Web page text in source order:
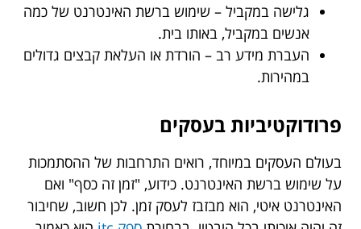
גלישה במקביל – שימוש ברשת האינטרנט של כמה
אנשים במקביל, באותו בית.
העברת מידע רב – הורדת או העלאת קבצים גדולים
במהירות.
פרודוקטיביות בעסקים
בעולם העסקים במיוחד, רואים התרחבות של ההסתמכות
על שימוש ברשת האינטרנט. כידוע, "זמן זה כסף" ואם
האינטרנט איטי, הוא מבזבז לעסק זמן. לכן חשוב, שחיבור